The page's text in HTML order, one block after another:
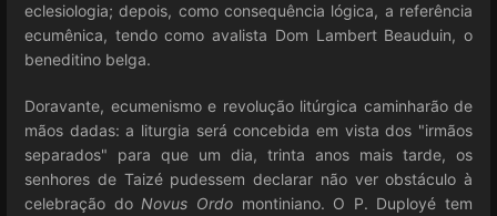
eclesiologia; depois, como consequência lógica, a referência
ecumênica, tendo como avalista Dom Lambert Beauduin, o
beneditino belga.
Doravante, ecumenismo e revolução litúrgica caminharão de
mãos dadas: a liturgia será concebida em vista dos "irmãos
separados" para que um dia, trinta anos mais tarde, os
senhores de Taizé pudessem declarar não ver obstáculo à
celebração do Novus Ordomontiniano. O P. Duployé tem